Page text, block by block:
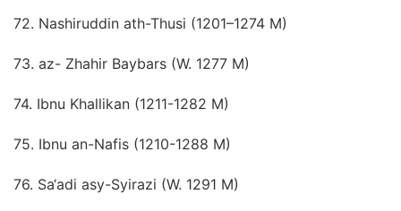
72. Nashiruddin ath-Thusi (1201–1274 M)
73. az- Zhahir Baybars (W. 1277 M)
74. Ibnu Khallikan (1211-1282 M)
75. Ibnu an-Nafis (1210-1288 M)
76. Sa‘adi asy-Syirazi (W. 1291 M)